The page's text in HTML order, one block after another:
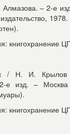
– 2-е
книгохранение
/ Н. И.
е изд. –
книгохранение